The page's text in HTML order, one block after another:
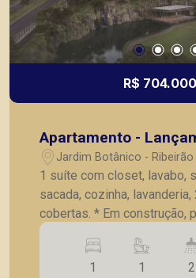
R$
Apartamento -
Jardim Botânico -
1 suíte com closet, lavabo,
sacada, cozinha,
cobertas. * Em construção, previsão de entrega
08/2021.
1 1 2